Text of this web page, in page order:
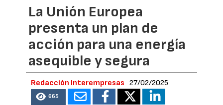
La Unión Europea
presenta un plan de
acción para una energía
asequible y segura
Redacción Interempresas 27/02/2025
665